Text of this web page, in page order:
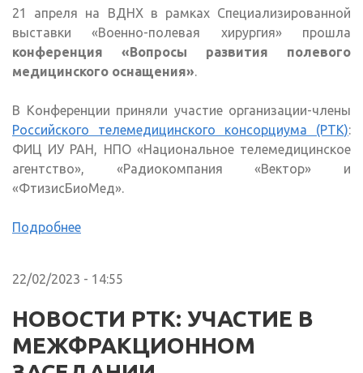
21 апреля на ВДНХ в рамках Специализированной
выставки «Военно-полевая хирургия» прошла
конференция «Вопросы развития полевого
медицинского оснащения».
В Конференции приняли участие организации-члены
Российского телемедицинского консорциума (РТК):
ФИЦ ИУ РАН, НПО «Национальное телемедицинское
агентство», «Радиокомпания «Вектор» и
«ФтизисБиоМед».
Подробнее
22/02/2023 - 14:55
НОВОСТИ РТК: УЧАСТИЕ В
МЕЖФРАКЦИОННОМ